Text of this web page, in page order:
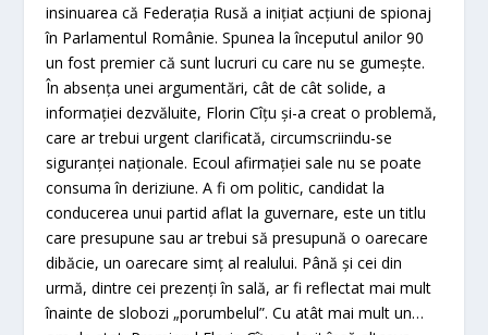
insinuarea că Federaţia Rusă a iniţiat acţiuni de spionaj
în Parlamentul Românie. Spunea la începutul anilor 90
un fost premier că sunt lucruri cu care nu se gumeşte.
În absenţa unei argumentări, cât de cât solide, a
informaţiei dezvăluite, Florin Cîţu şi-a creat o problemă,
care ar trebui urgent clarificată, circumscriindu-se
siguranţei naţionale. Ecoul afirmaţiei sale nu se poate
consuma în deriziune. A fi om politic, candidat la
conducerea unui partid aflat la guvernare, este un titlu
care presupune sau ar trebui să presupună o oarecare
dibăcie, un oarecare simţ al realului. Până şi cei din
urmă, dintre cei prezenţi în sală, ar fi reflectat mai mult
înainte de slobozi „porumbelul”. Cu atât mai mult un…